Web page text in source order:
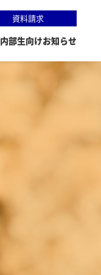
資料請求
内部生向けお知らせ